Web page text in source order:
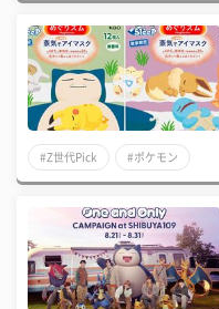
#Z世代Pick #ポケモン